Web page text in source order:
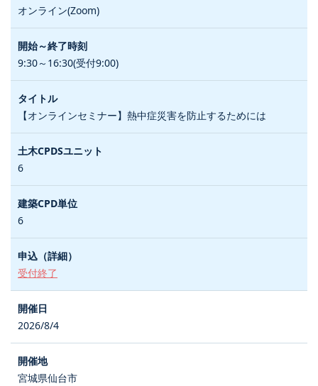
オンライン(Zoom)
9:30～16:30(受付9:00)
【オンラインセミナー】熱中症災害を防止するためには
6
6
受付終了
2026/8/4
宮城県仙台市